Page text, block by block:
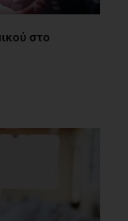
στο